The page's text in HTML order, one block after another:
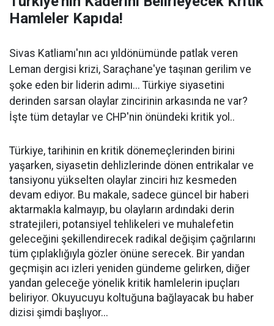
Hamleler Kapıda!
Sivas Katliamı'nın acı yıldönümünde patlak veren
Leman dergisi krizi, Saraçhane'ye taşınan gerilim ve
şoke eden bir liderin adımı... Türkiye siyasetini
derinden sarsan olaylar zincirinin arkasında ne var?
İşte tüm detaylar ve CHP'nin önündeki kritik yol..
Türkiye, tarihinin en kritik dönemeçlerinden birini
yaşarken, siyasetin dehlizlerinde dönen entrikalar ve
tansiyonu yükselten olaylar zinciri hız kesmeden
devam ediyor. Bu makale, sadece güncel bir haberi
aktarmakla kalmayıp, bu olayların ardındaki derin
stratejileri, potansiyel tehlikeleri ve muhalefetin
geleceğini şekillendirecek radikal değişim çağrılarını
tüm çıplaklığıyla gözler önüne serecek. Bir yandan
geçmişin acı izleri yeniden gündeme gelirken, diğer
yandan geleceğe yönelik kritik hamlelerin ipuçları
beliriyor. Okuyucuyu koltuğuna bağlayacak bu haber
dizisi şimdi başlıyor...